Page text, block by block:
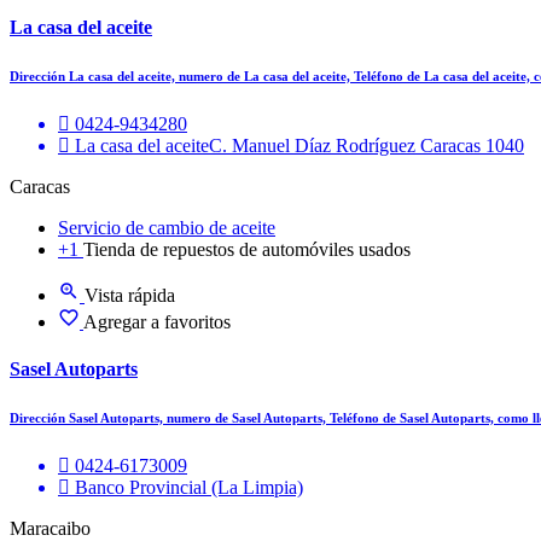
La casa del aceite
Dirección La casa del aceite, numero de La casa del aceite, Teléfono de La casa del
0424-9434280
La casa del aceiteC. Manuel Díaz Rodríguez Caracas 1040
Caracas
Servicio de cambio de aceite
+1 Tienda de repuestos de automóviles usados
Vista rápida
Agregar a favoritos
Sasel Autoparts
Dirección Sasel Autoparts, numero de Sasel Autoparts, Teléfono de Sasel Autoparts, como
0424-6173009
Banco Provincial (La Limpia)
Maracaibo